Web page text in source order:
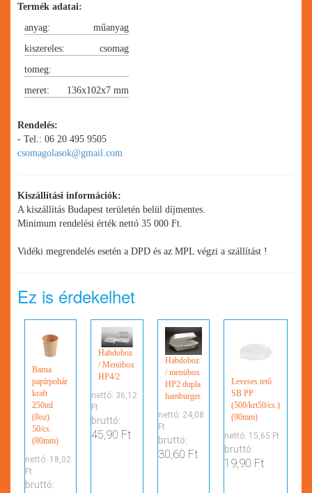
Termék adatai:
anyag:
műanyag
kiszereles:
csomag
tomeg:
db/karton
meret: 136x102x7 mm
Rendelés:
- Tel.: 06 20 495 9505
csomagolasok@gmail.com
Kiszállítási információk:
A kiszállítás Budapest területén belül díjmentes.
Minimum rendelési érték nettó 35 000 Ft.
Vidéki megrendelés esetén a DPD és az MPL végzi a szállítást !
Ez is érdekelhet
Barna
papírpohár
kraft
250ml
(8oz)
50/cs.
(80mm)
nettó: 18,02
Ft
bruttó:
Habdoboz
/ Menübox
HP4/2
nettó: 36,12
Ft
bruttó:
45,90 Ft
Habdoboz
/ menübox
HP2 dupla
hamburger
nettó: 24,08
Ft
bruttó:
30,60 Ft
Leveses tető
SB PP
(500/krt50/cs.)
(90mm)
nettó: 15,65 Ft
bruttó:
19,90 Ft